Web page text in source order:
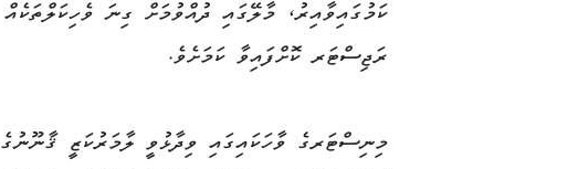
Copy
Link
ކަމުގައިވާއިރު، މާލޭގައި ދުއްވުމަށް ގިނަ ވެހިކަލްތަކެއް
ރަޖިސްޓަރ ކޮށްފައިވާ ކަމަށެވެ.
މިނިސްޓަރގެ ވާހަކައިގައި ވިދާޅުވީ ލާމަރުކަޒީ ޤާނޫނުގެ